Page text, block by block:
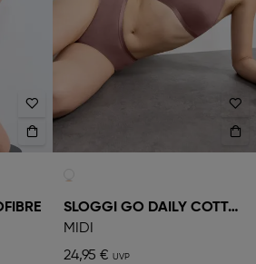
SLOGGI GO DAILY COTTON
MIDI
24,95 €